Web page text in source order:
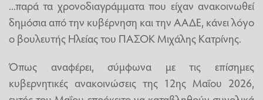
...παρά τα χρονοδιαγράμματα που είχαν ανακοινωθεί
δημόσια από την κυβέρνηση και την ΑΑΔΕ, κάνει λόγο
ο βουλευτής Ηλείας του ΠΑΣΟΚ Μιχάλης Κατρίνης.
Όπως αναφέρει, σύμφωνα με τις επίσημες
κυβερνητικές ανακοινώσεις της 12ης Μαΐου 2026,